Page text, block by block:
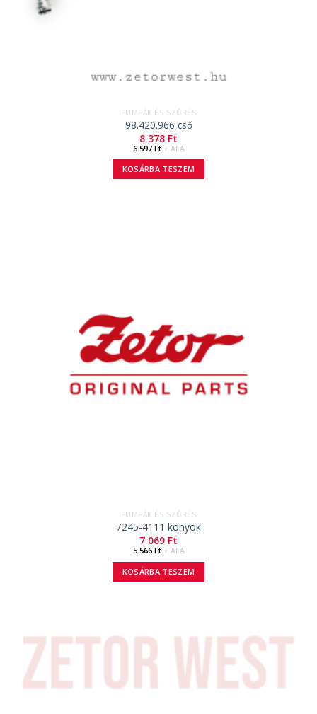
PUMPÁK ÉS SZŰRÉS
98.420.966 cső
8 378 Ft
6 597 Ft+ ÁFA
KOSÁRBA TESZEM
PUMPÁK ÉS SZŰRÉS
7245-4111 könyök
7 069 Ft
5 566 Ft+ ÁFA
KOSÁRBA TESZEM